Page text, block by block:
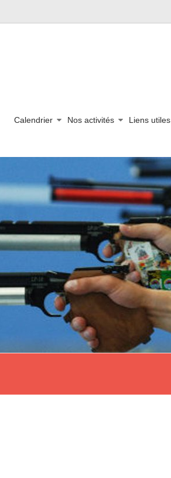
Calendrier Nos activités Liens utiles